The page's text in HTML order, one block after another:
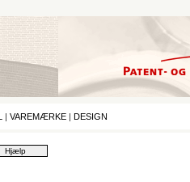
| VAREMÆRKE | DESIGN